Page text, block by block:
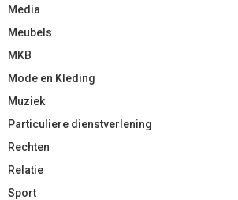
Media
Meubels
MKB
Mode en Kleding
Muziek
Particuliere dienstverlening
Rechten
Relatie
Sport